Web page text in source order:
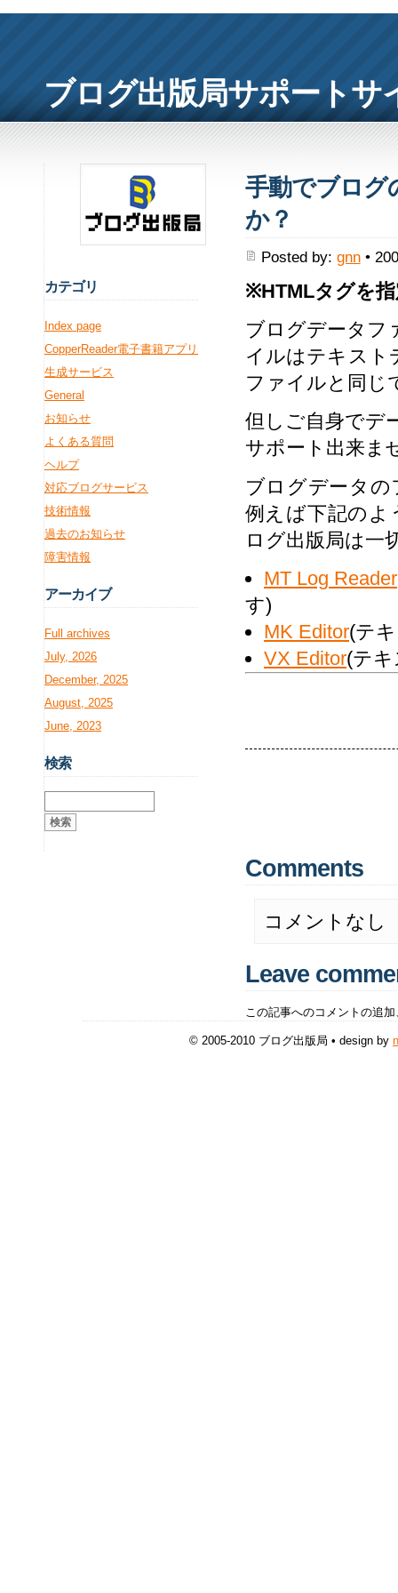
ブログ出版局サポートサ
手動でブログ
か？
Posted by: gnn•
※HTMLタグを
ブログデータフ
イルはテキスト
ファイルと同じ
但しご自身でデ
サポート出来ま
ブログデータ
例えば下記のよ
ログ出版局は一
MT Log Reader
す)
MK Editor(テ
VX Editor(テ
Comments
コメントなし
Leave
この記事へのコメントの追
カテゴリ
Index page
CopperReader電子書籍アプリ
生成サービス
General
お知らせ
よくある質問
ヘルプ
対応ブログサービス
技術情報
過去のお知らせ
障害情報
アーカイブ
Full archives
July, 2026
December, 2025
August, 2025
June, 2023
検索
© 2005-2010 ブログ出版局 • design by